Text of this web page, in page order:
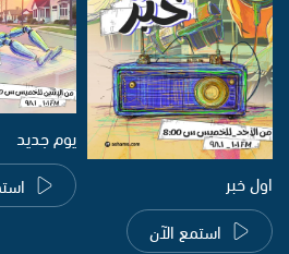
اول خبر
استمع الآن
يوم جديد